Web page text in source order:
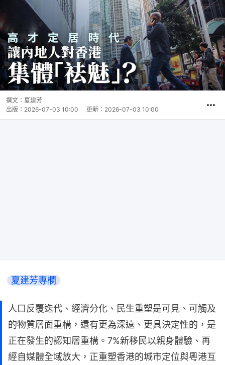
撰文： 夏建芳
出版： 2026-07-03 10:00 更新： 2026-07-03 10:00
夏建芳專欄
人口反覆迭代、經濟分化、民生重塑是可見、可觸及
的物質層面重構，還有更為深遠、更具決定性的，是
正在發生的認知層重構。7%新移民以親身體驗、再
經自媒體全域放大，正重塑香港的城市定位與粵港互